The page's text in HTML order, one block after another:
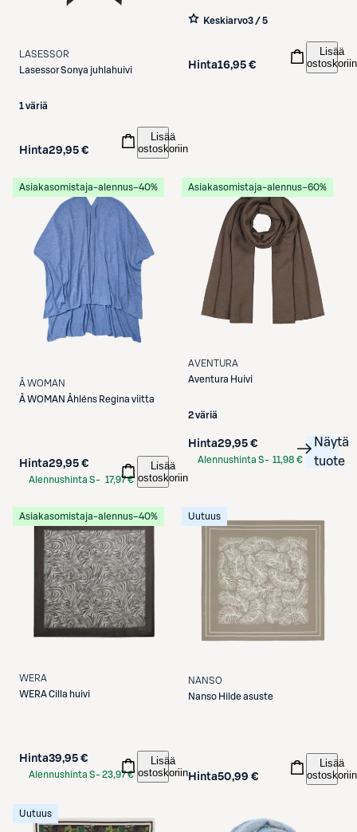
LASESSOR
LasessorSonya juhlahuivi
1 väriä
Hinta29,95 €
Lisää
ostoskoriin
Keskiarvo3 / 5
Hinta16,95 €
Lisää
ostoskoriin
Asiakasomistaja-alennus−40%
Å WOMAN
Å WOMAN Åhléns Regina viitta
Hinta29,95 €
Alennushinta S- 17,97 €
Lisää
ostoskoriin
Asiakasomistaja-alennus−60%
AVENTURA
Aventura Huivi
2 väriä
Hinta29,95 €
Alennushinta S- 11,98 €
Näytä
tuote
Asiakasomistaja-alennus−40%
WERA
WERACilla huivi
Hinta39,95 €
Alennushinta S-23,97 €
Lisää
ostoskoriin
Uutuus
NANSO
Nanso Hilde asuste
Hinta50,99 €
Lisää
ostoskoriin
Uutuus